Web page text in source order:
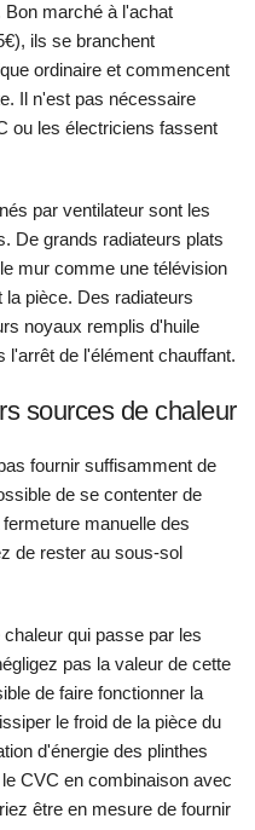
Bon marché à l'achat
ils se branchent
ordinaire et commencent
Il n'est pas nécessaire
ou les électriciens fassent
par ventilateur sont les
De grands radiateurs plats
mur comme une télévision
pièce. Des radiateurs
noyaux remplis d'huile
de l'élément chauffant.
sources de chaleur
fournir suffisamment de
de se contenter de
manuelle des
de rester au sous-sol
qui passe par les
pas la valeur de cette
de faire fonctionner la
le froid de la pièce du
d'énergie des plinthes
CVC en combinaison avec
être en mesure de fournir